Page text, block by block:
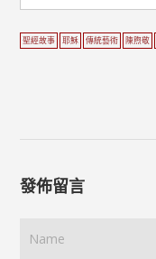
聖經故事 耶穌 傳統藝術 陳煦敬
發佈留言